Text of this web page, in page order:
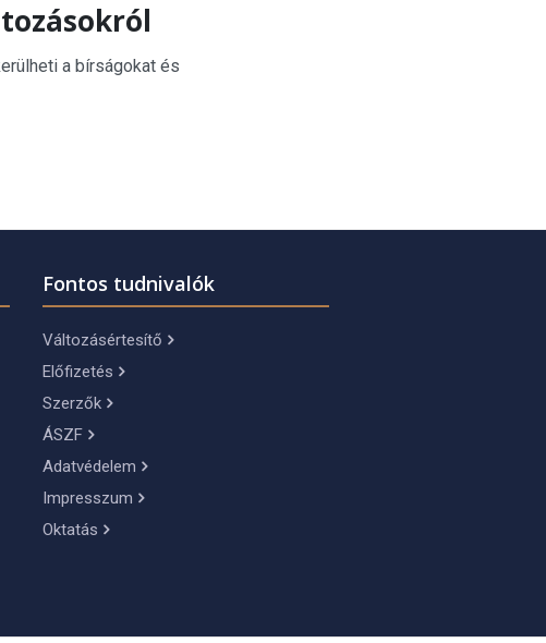
a bírságokat és
Fontos tudnivalók
Változásértesítő
Előfizetés
Szerzők
ÁSZF
Adatvédelem
Impresszum
Oktatás